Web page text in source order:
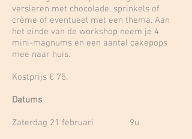
versieren met chocolade, sprinkels of
crème of eventueel met een thema. Aan
het einde van de workshop neem je 4
mini-magnums en een aantal cakepops
mee naar huis.
Kostprijs € 75.
Datums
Zaterdag 21 februari 9u